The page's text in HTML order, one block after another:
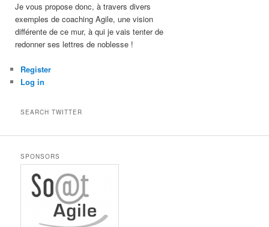
Je vous propose donc, à travers divers
exemples de coaching Agile, une vision
différente de ce mur, à qui je vais tenter de
redonner ses lettres de noblesse !
Register
Log in
SEARCH TWITTER
SPONSORS